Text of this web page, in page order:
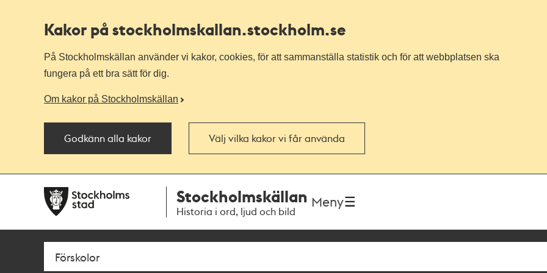
Kakor på stockholmskallan.stockholm.se
På Stockholmskällan använder vi kakor, cookies, för att sammanställa statistik och för att webbplatsen ska
fungera på ett bra sätt för dig.
Om kakor på Stockholmskällan
Godkänn alla kakor Välj vilka kakor vi får använda
navigationen
huvudinnehållet
Stockholmskällan
Historia i ord, ljud och bild
Meny
Sök